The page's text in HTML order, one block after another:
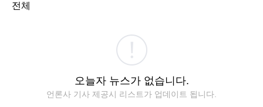
전체
오늘자 뉴스가 없습니다.
언론사 기사 제공시 리스트가 업데이트 됩니다.